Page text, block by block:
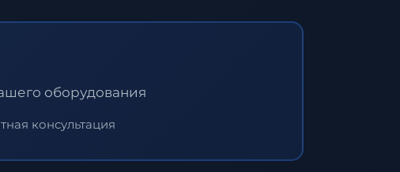
оборудования
консультация